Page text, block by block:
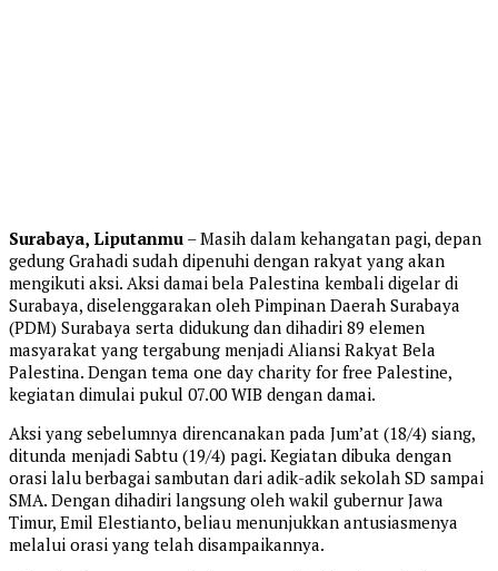
Surabaya, Liputanmu – Masih dalam kehangatan pagi, depan
gedung Grahadi sudah dipenuhi dengan rakyat yang akan
mengikuti aksi. Aksi damai bela Palestina kembali digelar di
Surabaya, diselenggarakan oleh Pimpinan Daerah Surabaya
(PDM) Surabaya serta didukung dan dihadiri 89 elemen
masyarakat yang tergabung menjadi Aliansi Rakyat Bela
Palestina. Dengan tema one day charity for free Palestine,
kegiatan dimulai pukul 07.00 WIB dengan damai.
Aksi yang sebelumnya direncanakan pada Jum’at (18/4) siang,
ditunda menjadi Sabtu (19/4) pagi. Kegiatan dibuka dengan
orasi lalu berbagai sambutan dari adik-adik sekolah SD sampai
SMA. Dengan dihadiri langsung oleh wakil gubernur Jawa
Timur, Emil Elestianto, beliau menunjukkan antusiasmenya
melalui orasi yang telah disampaikannya.